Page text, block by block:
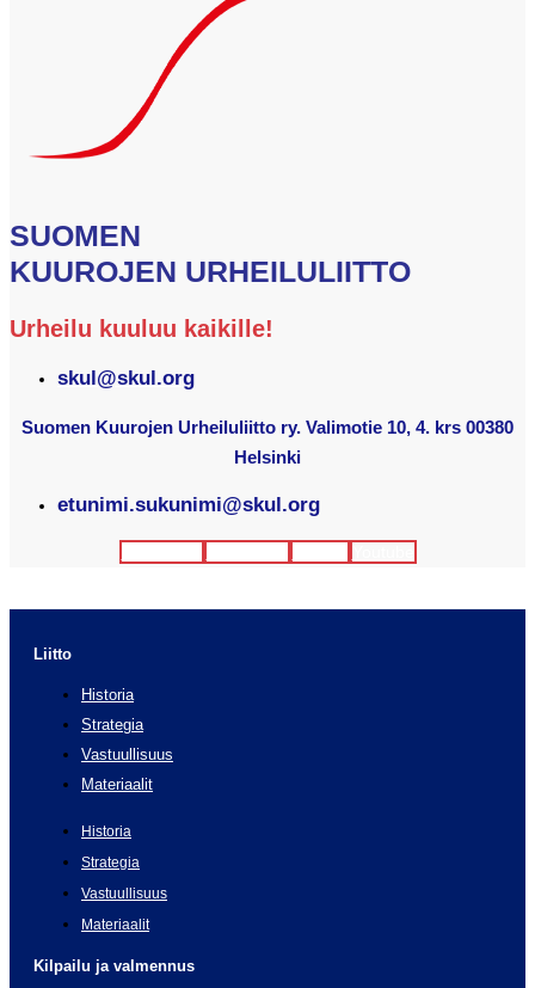
SUOMEN
KUUROJEN URHEILULIITTO
Urheilu kuuluu kaikille!
skul@skul.org
Suomen Kuurojen Urheiluliitto ry. Valimotie 10, 4. krs 00380
Helsinki
etunimi.sukunimi@skul.org
Liitto
Historia
Strategia
Vastuullisuus
Materiaalit
Historia
Strategia
Vastuullisuus
Materiaalit
Kilpailu ja valmennus